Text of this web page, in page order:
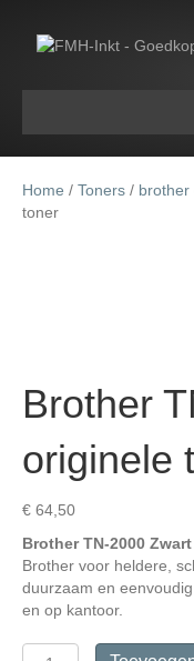
Home / Toners / brother
toner
Brother
originele
€ 64,50
Brother TN-2000
Brother voor heldere,
duurzaam en
en op kantoor.
Brother